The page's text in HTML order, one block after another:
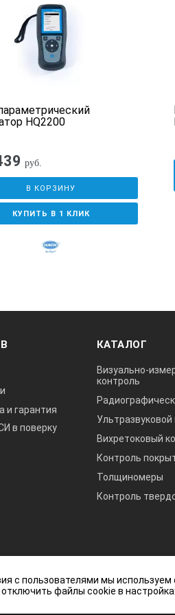
кодировкой (артикул 5818400)
HQ2200
руб.
В КОРЗИНУ
КУПИТЬ В 1 КЛИК
и гарантия
в поверку
КАТАЛОГ
Визуально-
контроль
Ультразвуковой
Вихретоковый
Контроль
Толщиномеры
Контроль
интернет-сайт носит
публичной офертой, определяемой
Федерации.
с пользователями мы
файлы cookie в